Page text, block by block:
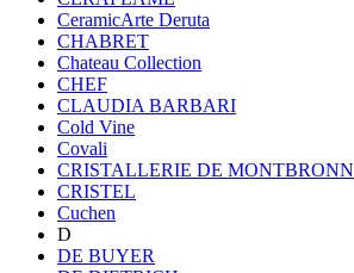
CeramicArte Deruta
CHABRET
Chateau Collection
CHEF
CLAUDIA BARBARI
Cold Vine
Covali
CRISTALLERIE DE MONTBRONN
CRISTEL
Cuchen
D
DE BUYER